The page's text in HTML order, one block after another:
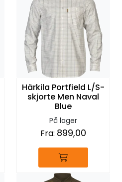
Härkila Portfield L/S-
skjorte Men Naval
Blue
På lager
Fra: 899,00